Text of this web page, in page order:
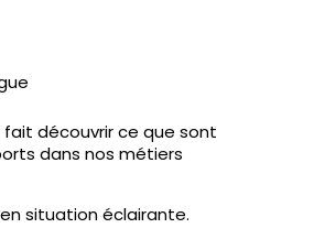
fait découvrir ce que sont
dans nos métiers
situation éclairante.